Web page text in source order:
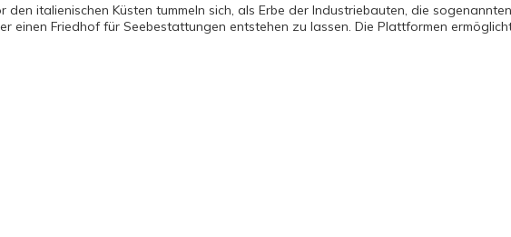
den italienischen Küsten tummeln sich, als Erbe der Industriebauten, die
einen Friedhof für Seebestattungen entstehen zu lassen. Die Plattformen